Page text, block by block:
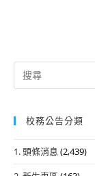
Search
for:
校務公告分類
1. 頭條消息 (2,439)